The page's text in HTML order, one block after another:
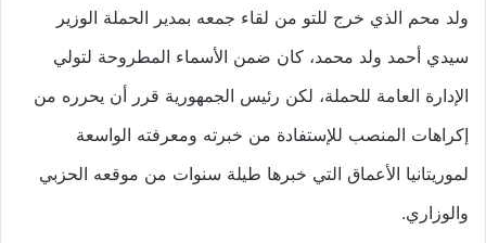
ولد محم الذي خرج للتو من لقاء جمعه بمدير الحملة الوزير
سيدي أحمد ولد محمد، كان ضمن الأسماء المطروحة لتولي
الإدارة العامة للحملة، لكن رئيس الجمهورية قرر أن يحرره من
إكراهات المنصب للإستفادة من خبرته ومعرفته الواسعة
لموريتانيا الأعماق التي خبرها طيلة سنوات من موقعه الحزبي
والوزاري.